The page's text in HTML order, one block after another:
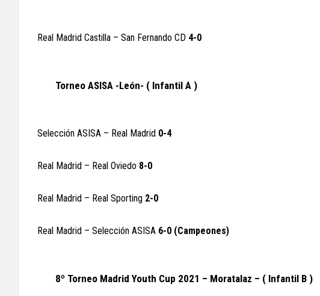
Real Madrid Castilla – San Fernando CD 4-0
Torneo ASISA -León- ( Infantil A )
Selección ASISA – Real Madrid 0-4
Real Madrid – Real Oviedo 8-0
Real Madrid – Real Sporting 2-0
Real Madrid – Selección ASISA 6-0 (Campeones)
8º Torneo Madrid Youth Cup 2021 – Moratalaz – ( Infantil B )